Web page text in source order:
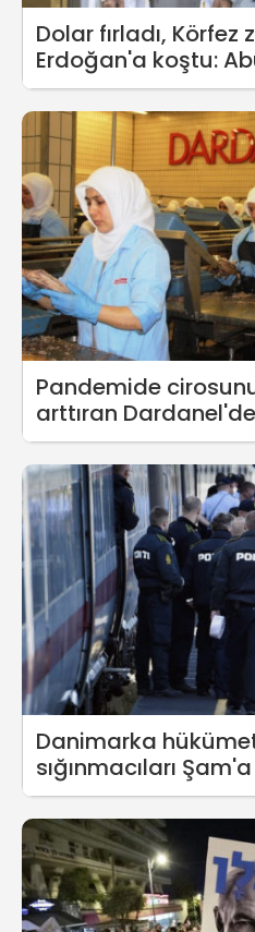
Dolar fırladı, Körfez
Erdoğan'a koştu:
Prensi Al Nahyan
Pandemide
arttıran
koşullarını anlattı
Danimarka
sığınmacıları